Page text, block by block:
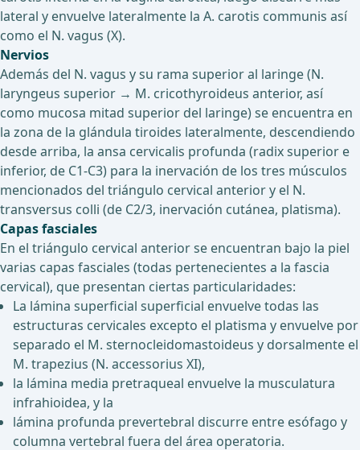
lateral y envuelve lateralmente la A. carotis communis así
como el N. vagus (X).
Nervios
Además del N. vagus y su rama superior al laringe (N.
laryngeus superior → M. cricothyroideus anterior, así
como mucosa mitad superior del laringe) se encuentra en
la zona de la glándula tiroides lateralmente, descendiendo
desde arriba, la ansa cervicalis profunda (radix superior e
inferior, de C1-C3) para la inervación de los tres músculos
mencionados del triángulo cervical anterior y el N.
transversus colli (de C2/3, inervación cutánea, platisma).
Capas fasciales
En el triángulo cervical anterior se encuentran bajo la piel
varias capas fasciales (todas pertenecientes a la fascia
cervical), que presentan ciertas particularidades:
La lámina superficial superficial envuelve todas las
estructuras cervicales excepto el platisma y envuelve por
separado el M. sternocleidomastoideus y dorsalmente el
M. trapezius (N. accessorius XI),
la lámina media pretraqueal envuelve la musculatura
infrahioidea, y la
lámina profunda prevertebral discurre entre esófago y
columna vertebral fuera del área operatoria.